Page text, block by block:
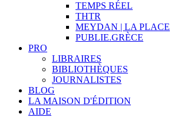
TEMPS RÉEL
THTR
MEYDAN | LA PLACE
PUBLIE.GRÈCE
PRO
LIBRAIRES
BIBLIOTHÈQUES
JOURNALISTES
BLOG
LA MAISON D'ÉDITION
AIDE